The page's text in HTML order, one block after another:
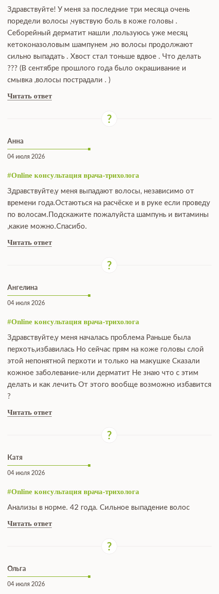
Здравствуйте! У меня за последние три месяца очень
поредели волосы ,чувствую боль в коже головы .
Себорейный дерматит нашли ,пользуюсь уже месяц
кетоконазоловым шампунем ,но волосы продолжают
сильно выпадать . Хвост стал тоньше вдвое . Что делать
??? (В сентябре прошлого года было окрашивание и
смывка ,волосы пострадали . )
Читать ответ
Анна
04 июля 2026
#Online консультация врача-трихолога
Здравствуйте,у меня выпадают волосы, независимо от
времени года.Остаються на расчёске и в руке если проведу
по волосам.Подскажите пожалуйста шампунь и витамины
,какие можно.Спасибо.
Читать ответ
Ангелина
04 июля 2026
#Online консультация врача-трихолога
Здравствуйте,у меня началась проблема Раньше была
перхоть,избавилась Но сейчас прям на коже головы слой
этой непонятной перхоти и только на макушке Сказали
кожное заболевание-или дерматит Не знаю что с этим
делать и как лечить От этого вообще возможно избавится
?
Читать ответ
Катя
04 июля 2026
#Online консультация врача-трихолога
Анализы в норме. 42 года. Сильное выпадение волос
Читать ответ
Ольга
04 июля 2026